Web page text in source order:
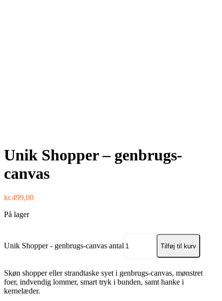
Unik Shopper – genbrugs-
canvas
kr.499,00
På lager
Unik Shopper - genbrugs-canvas antal Tilføj til kurv
Skøn shopper eller strandtaske syet i genbrugs-canvas, mønstret
foer, indvendig lommer, smart tryk i bunden, samt hanke i
kernelæder.